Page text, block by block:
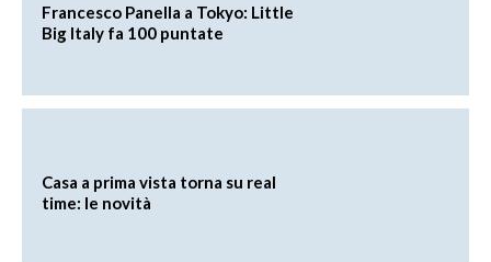
Francesco Panella a Tokyo: Little
Big Italy fa 100 puntate
Casa a prima vista torna su real
time: le novità